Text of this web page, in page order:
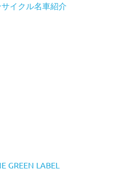
イクル名車紹介
GREEN LABEL